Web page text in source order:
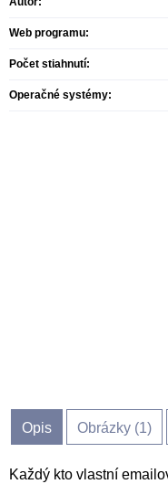
Web programu:
Počet stiahnutí:
Operačné systémy:
Opis Obrázky (1)
Každý kto vlastní